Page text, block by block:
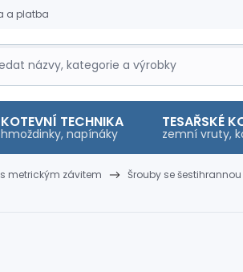
a platba
KOTEVNÍ TECHNIKA
hmoždinky, napínáky
TESAŘSKÉ
zemní vruty,
metrickým závitem Šrouby se